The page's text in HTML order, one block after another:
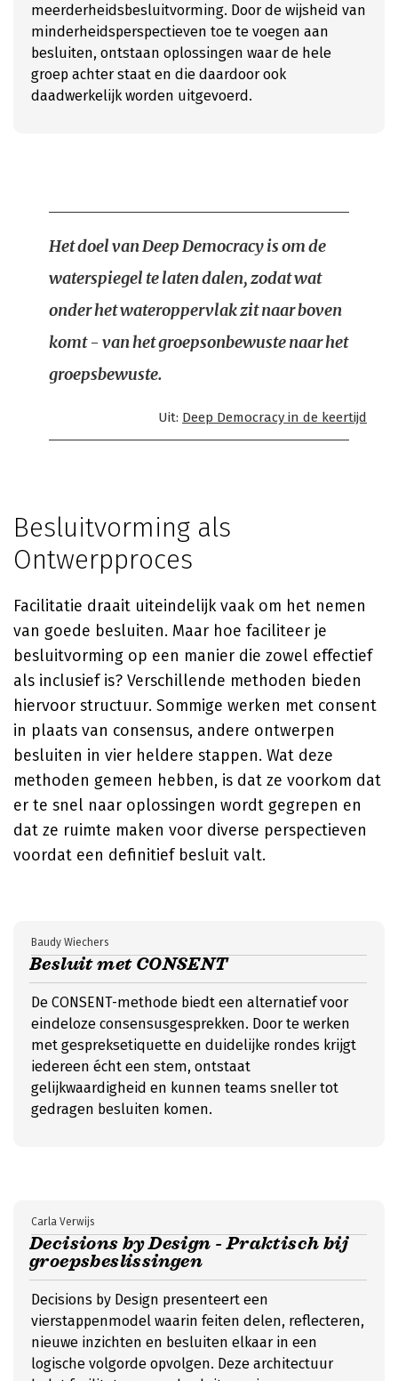
meerderheidsbesluitvorming. Door de wijsheid van
minderheidsperspectieven toe te voegen aan
besluiten, ontstaan oplossingen waar de hele
groep achter staat en die daardoor ook
daadwerkelijk worden uitgevoerd.
Het doel van Deep Democracy is om de
waterspiegel te laten dalen, zodat wat
onder het wateroppervlak zit naar boven
komt - van het groepsonbewuste naar het
groepsbewuste.
Uit: Deep Democracy in de keertijd
Besluitvorming als
Ontwerpproces
Facilitatie draait uiteindelijk vaak om het nemen
van goede besluiten. Maar hoe faciliteer je
besluitvorming op een manier die zowel effectief
als inclusief is? Verschillende methoden bieden
hiervoor structuur. Sommige werken met consent
in plaats van consensus, andere ontwerpen
besluiten in vier heldere stappen. Wat deze
methoden gemeen hebben, is dat ze voorkom dat
er te snel naar oplossingen wordt gegrepen en
dat ze ruimte maken voor diverse perspectieven
voordat een definitief besluit valt.
Besluit met CONSENT
Baudy Wiechers
De CONSENT-methode biedt een alternatief voor
eindeloze consensusgesprekken. Door te werken
met gespreksetiquette en duidelijke rondes krijgt
iedereen écht een stem, ontstaat
gelijkwaardigheid en kunnen teams sneller tot
gedragen besluiten komen.
Decisions by Design - Praktisch bij
groepsbeslissingen
Carla Verwijs
Decisions by Design presenteert een
vierstappenmodel waarin feiten delen, reflecteren,
nieuwe inzichten en besluiten elkaar in een
logische volgorde opvolgen. Deze architectuur